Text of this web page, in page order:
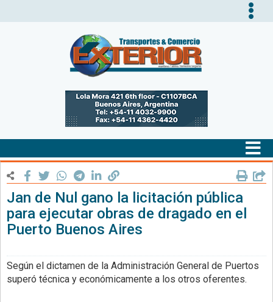
Jan de Nul gano la licitación pública
para ejecutar obras de dragado en el
Puerto Buenos Aires
Según el dictamen de la Administración General de Puertos
superó técnica y económicamente a los otros oferentes.